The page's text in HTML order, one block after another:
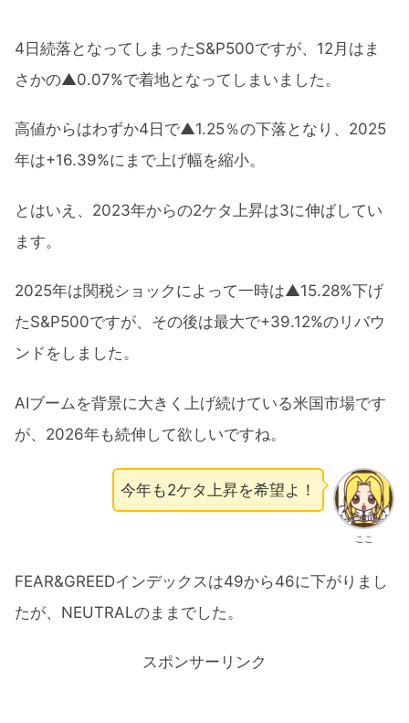
4日続落となってしまったS&P500ですが、12月はま
さかの▲0.07%で着地となってしまいました。
高値からはわずか4日で▲1.25％の下落となり、2025
年は+16.39%にまで上げ幅を縮小。
とはいえ、2023年からの2ケタ上昇は3に伸ばしてい
ます。
2025年は関税ショックによって一時は▲15.28%下げ
たS&P500ですが、その後は最大で+39.12%のリバウ
ンドをしました。
AIブームを背景に大きく上げ続けている米国市場です
が、2026年も続伸して欲しいですね。
ここ
今年も2ケタ上昇を希望よ！
FEAR&GREEDインデックスは49から46に下がりまし
たが、NEUTRALのままでした。
スポンサーリンク